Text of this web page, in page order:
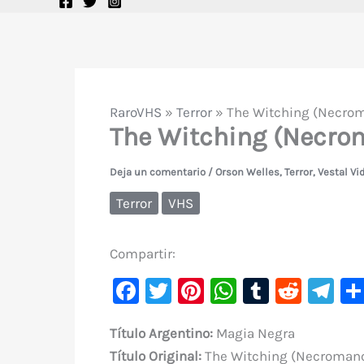
RaroVHS » Terror» The Witching
The Witching
Deja un comentario / Orson Welles, Terror, Vestal
Terror VHS
Compartir:
F
c
T
it
Pi
er
W
at
T
m
R Te
Título Argentino:Magia Negra
Título Original:The Witching